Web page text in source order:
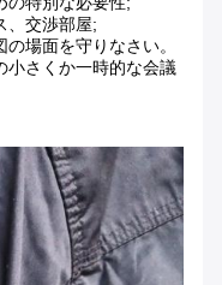
、交渉部屋;
場面を守りなさい。
小さくか一時的な会議